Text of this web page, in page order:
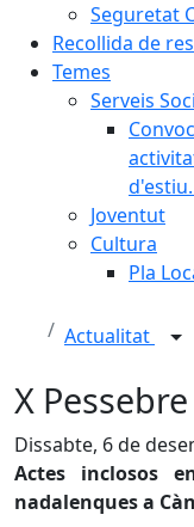
Seguretat
Recollida de
Temes
Serveis
Joventut
Cultura
Pla
Actualitat
X
Dissabte, 6 de
Actes inclosos
nadalenques a